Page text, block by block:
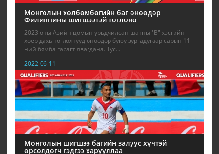
Монголын хөлбөмбөгийн баг өнөөдөр
Филиппины шигшээтэй тоглоно
2023 оны Азийн цомын урьдчилсан шатны "В" хэсгийн
хоёр дахь тоглолтууд өнөөдөр буюу зургадугаар сарын 11-
ний бямба гарагт явагдана. Тус...
2022-06-11
Монголын шигшээ багийн залуус хүчтэй
өрсөлдөгч гэдгээ харууллаа